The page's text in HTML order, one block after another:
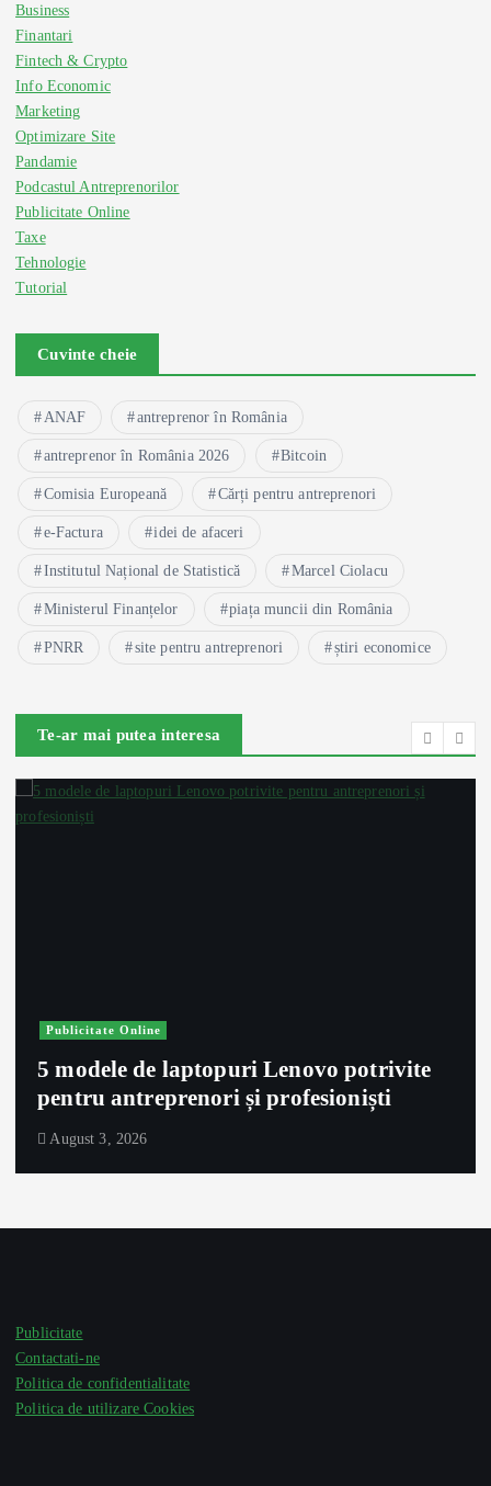
Business
Finantari
Fintech & Crypto
Info Economic
Marketing
Optimizare Site
Pandamie
Podcastul Antreprenorilor
Publicitate Online
Taxe
Tehnologie
Tutorial
Cuvinte cheie
ANAF antreprenor în România
antreprenor în România 2026 Bitcoin
Comisia Europeană Cărți pentru antreprenori
e-Factura idei de afaceri
Institutul Național de Statistică Marcel Ciolacu
Ministerul Finanțelor piața muncii din România
PNRR site pentru antreprenori știri economice
Te-ar mai putea interesa
Publicitate Online
5 modele de laptopuri Lenovo potrivite
pentru antreprenori și profesioniști
August 3, 2026
Publicitate
Contactati-ne
Politica de confidentialitate
Politica de utilizare Cookies